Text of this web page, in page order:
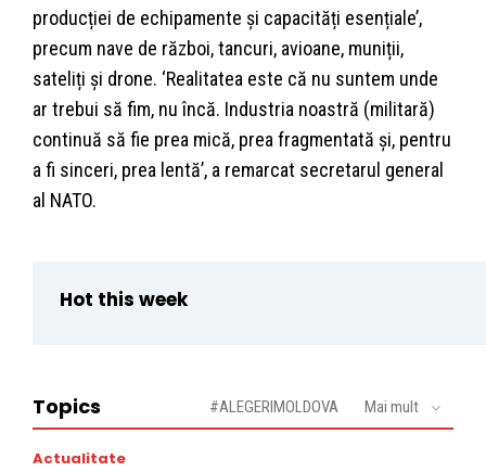
producției de echipamente și capacități esențiale’,
precum nave de război, tancuri, avioane, muniții,
sateliți și drone. ‘Realitatea este că nu suntem unde
ar trebui să fim, nu încă. Industria noastră (militară)
continuă să fie prea mică, prea fragmentată și, pentru
a fi sinceri, prea lentă’, a remarcat secretarul general
al NATO.
Hot this week
Topics #ALEGERIMOLDOVA Mai mult
Actualitate